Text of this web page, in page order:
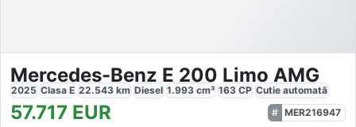
Mercedes-Benz E 200 Limo AMG
2025 Clasa E 22.543 km Diesel 1.993 cm³ 163 CP Cutie automată
57.717 EUR
MER216947